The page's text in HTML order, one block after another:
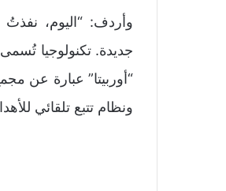
وأردف: “اليوم، نفذتُ
جديدة. تكنولوجيا
“أوربيتا” عبارة عن
ونظام تتبع تلقائي